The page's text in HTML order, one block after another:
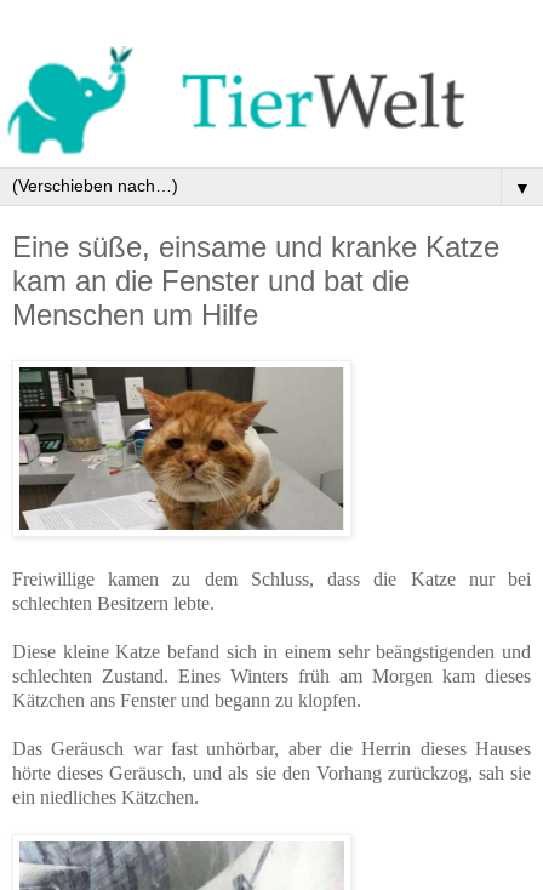
▼
Eine süße, einsame und kranke Katze
kam an die Fenster und bat die
Menschen um Hilfe
Freiwillige kamen zu dem Schluss, dass die Katze nur bei
schlechten Besitzern lebte.
Diese kleine Katze befand sich in einem sehr beängstigenden und
schlechten Zustand. Eines Winters früh am Morgen kam dieses
Kätzchen ans Fenster und begann zu klopfen.
Das Geräusch war fast unhörbar, aber die Herrin dieses Hauses
hörte dieses Geräusch, und als sie den Vorhang zurückzog, sah sie
ein niedliches Kätzchen.